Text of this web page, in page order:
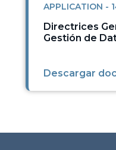
APPLICATION -
Directrices
Gestión de
Descargar